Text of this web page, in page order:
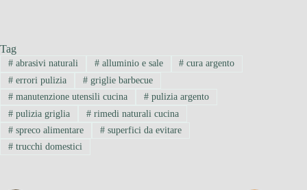
Tag
#abrasivi naturali #alluminio e sale # cura argento
#errori pulizia #griglie barbecue
#manutenzione utensili cucina #pulizia argento
#pulizia griglia #rimedi naturali cucina
#spreco alimentare #superfici da evitare
#trucchi domestici